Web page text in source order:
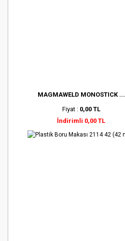
MAGMAWELD MONOSTICK ...
Fiyat : 0,00 TL
İndirimli 0,00 TL